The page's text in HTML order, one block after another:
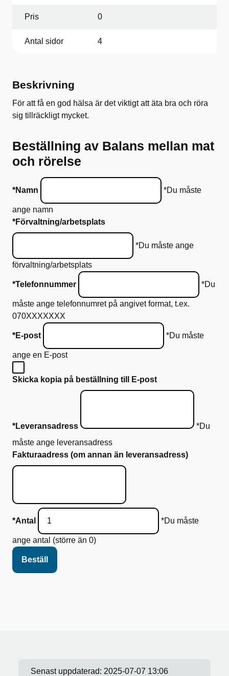
Pris 0
Antal sidor 4
Beskrivning
För att få en god hälsa är det viktigt att äta bra och röra
sig tillräckligt mycket.
Beställning av Balans mellan mat
och rörelse
*Namn *Du måste
ange namn
*Förvaltning/arbetsplats
*Du måste ange
förvaltning/arbetsplats
*Telefonnummer *Du
måste ange telefonnumret på angivet format, t.ex.
070XXXXXXX
*E-post *Du måste
ange en E-post
Skicka kopia på beställning till E-post
*Leveransadress
*Du
måste ange leveransadress
Fakturaadress (om annan än leveransadress)
*Antal *Du måste
ange antal (större än 0)
Senast uppdaterad: 2025-07-07 13:06